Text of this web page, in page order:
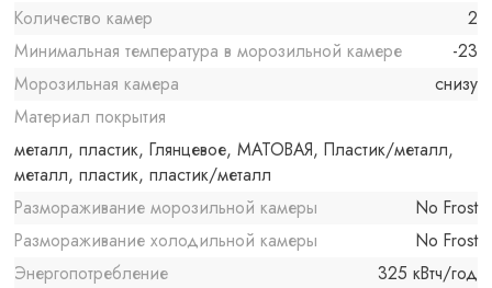
Количество камер
2
Минимальная температура в морозильной камере
-23
Морозильная камера
снизу
Материал покрытия
металл, пластик, Глянцевое, МАТОВАЯ, Пластик/металл,
металл, пластик, пластик/металл
Размораживание морозильной камеры
No Frost
Размораживание холодильной камеры
No Frost
Энергопотребление
325 кВтч/год